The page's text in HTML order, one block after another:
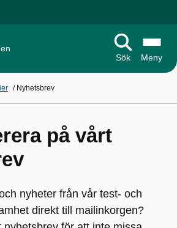
Sök
Meny
/ Nyhetsbrev
på vårt
nyheter från vår test- och
direkt till mailinkorgen?